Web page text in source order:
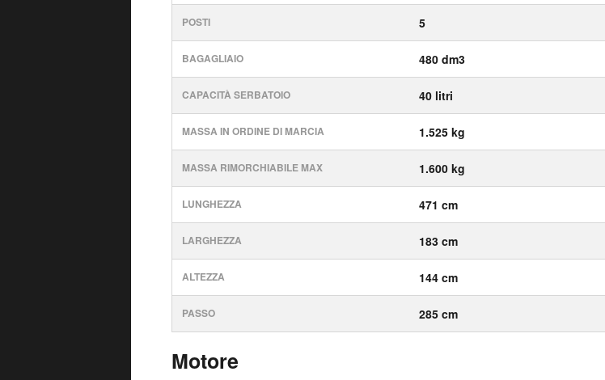
POSTI 5
BAGAGLIAIO 480 dm3
CAPACITÀ SERBATOIO 40 litri
MASSA IN ORDINE DI MARCIA 1.525 kg
MASSA RIMORCHIABILE MAX 1.600 kg
LUNGHEZZA 471 cm
LARGHEZZA 183 cm
ALTEZZA 144 cm
PASSO 285 cm
Motore